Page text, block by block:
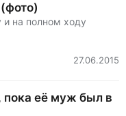
и на полном ходу
27.06.2015
пока её муж был в